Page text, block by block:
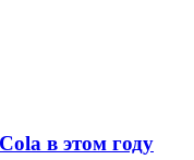
в этом году